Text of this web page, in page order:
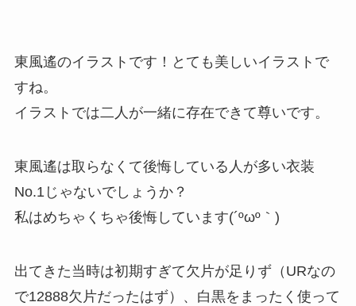
東風遙のイラストです！とても美しいイラストで
すね。
イラストでは二人が一緒に存在できて尊いです。
東風遙は取らなくて後悔している人が多い衣装
No.1じゃないでしょうか？
私はめちゃくちゃ後悔しています(´ºωº｀)
出てきた当時は初期すぎて欠片が足りず（URなの
で12888欠片だったはず）、白黒をまったく使って